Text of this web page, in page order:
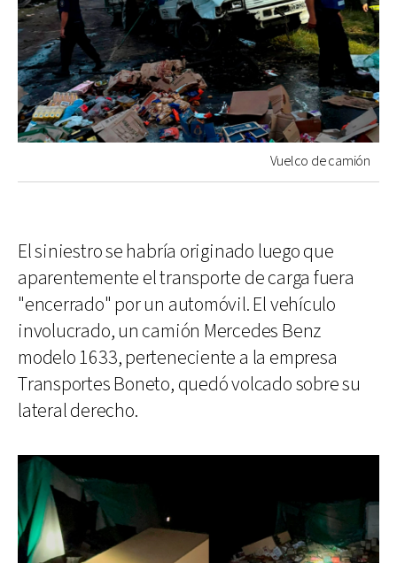
Vuelco de camión
El siniestro se habría originado luego que
aparentemente el transporte de carga fuera
"encerrado" por un automóvil. El vehículo
involucrado, un camión Mercedes Benz
modelo 1633, perteneciente a la empresa
Transportes Boneto, quedó volcado sobre su
lateral derecho.